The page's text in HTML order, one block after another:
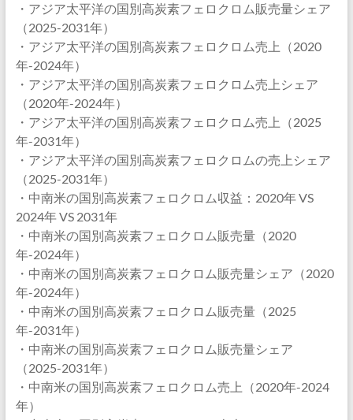
・アジア太平洋の国別高炭素フェロクロム販売量シェア
（2025-2031年）
・アジア太平洋の国別高炭素フェロクロム売上（2020
年-2024年）
・アジア太平洋の国別高炭素フェロクロム売上シェア
（2020年-2024年）
・アジア太平洋の国別高炭素フェロクロム売上（2025
年-2031年）
・アジア太平洋の国別高炭素フェロクロムの売上シェア
（2025-2031年）
・中南米の国別高炭素フェロクロム収益：2020年 VS
2024年 VS 2031年
・中南米の国別高炭素フェロクロム販売量（2020
年-2024年）
・中南米の国別高炭素フェロクロム販売量シェア（2020
年-2024年）
・中南米の国別高炭素フェロクロム販売量（2025
年-2031年）
・中南米の国別高炭素フェロクロム販売量シェア
（2025-2031年）
・中南米の国別高炭素フェロクロム売上（2020年-2024
年）